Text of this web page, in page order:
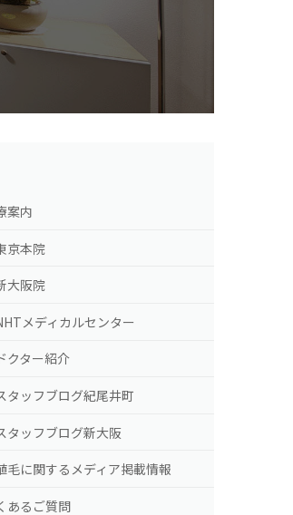
案内
京本院
大阪院
メディカルセンター
クター紹介
タッフブログ紀尾井町
タッフブログ新大阪
毛に関するメディア掲載情報
あるご質問